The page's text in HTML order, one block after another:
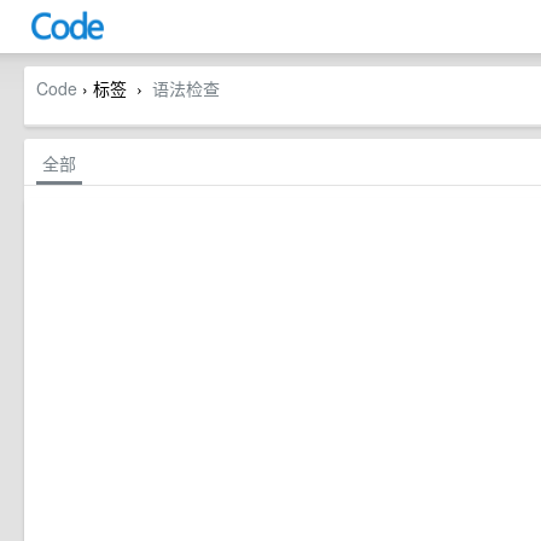
Code › 标签 › 语法检查
全部